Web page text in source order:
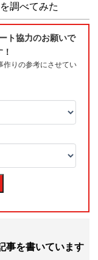
調べてみた
事を書いています